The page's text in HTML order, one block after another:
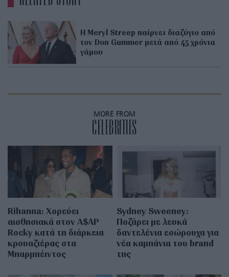
H Meryl Streep παίρνει διαζύγιο από
τον Don Gummer μετά από 45 χρόνια
γάμου
MORE FROM
CELEBRITIES
Rihanna: Χορεύει
αισθησιακά στον A$AP
Rocky κατά τη διάρκεια
κρουαζιέρας στα
Μπαρμπέιντος
Sydney Sweeney:
Ποζάρει με λευκά
δαντελένια εσώρουχα για
νέα καμπάνια του brand
της